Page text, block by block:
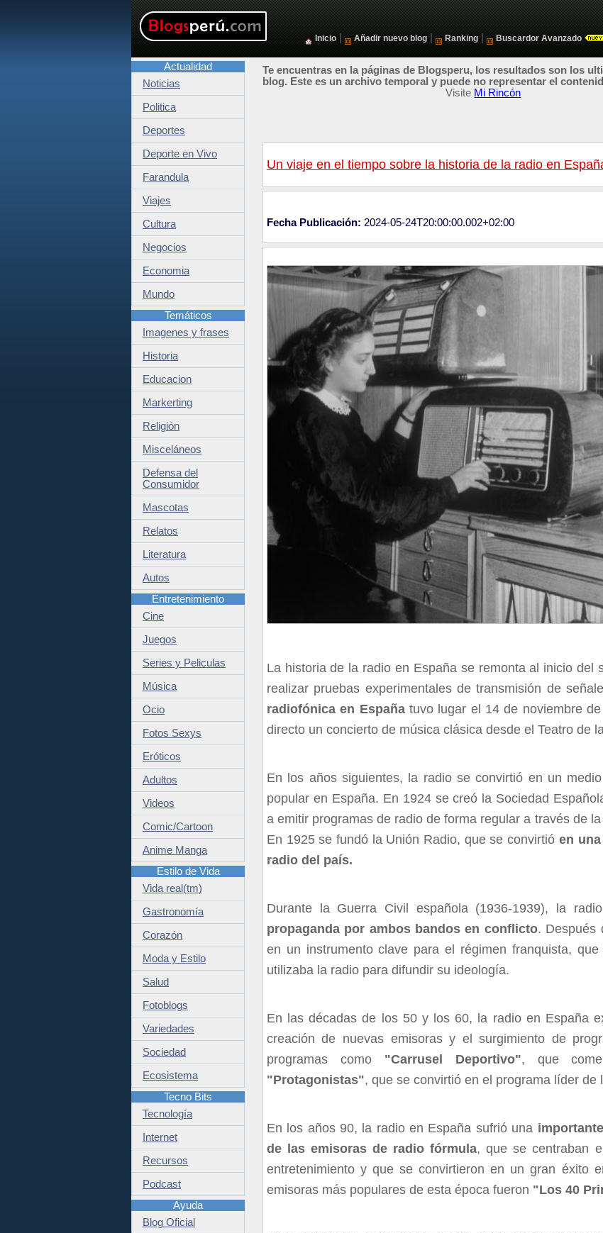
Inicio Añadir nuevo blog Ranking Buscardor Avanzado
Te encuentras en la páginas de Blogsperu, los resultados son los
blog. Este es un archivo temporal y puede no representar el
Visite Mi Rincón
Un viaje en el tiempo sobre la historia de la radio en
Fecha Publicación: 2024-05-24T20:00:00.002+02:00
La historia de la radio en España se remonta al inicio del
realizar pruebas experimentales de transmisión de
radiofónica en Españatuvo lugar el 14 de noviembre
directo un concierto de música clásica desde el Teatro de
En los años siguientes, la radio se convirtió en un
popular en España. En 1924 se creó la Sociedad
a emitir programas de radio de forma regular a través de
En 1925 se fundó la Unión Radio, que se convirtió en
radio del país.
Durante la Guerra Civil española (1936-1939), la
propaganda por ambos bandos en conflicto. Después
en un instrumento clave para el régimen franquista,
utilizaba la radio para difundir su ideología.
En las décadas de los 50 y los 60, la radio en España
creación de nuevas emisoras y el surgimiento de
programas como "Carrusel Deportivo", que
"Protagonistas", que se convirtió en el programa líder
En los años 90, la radio en España sufrió una
de las emisoras de radio fórmula, que se centraban
entretenimiento y que se convirtieron en un gran éxito
emisoras más populares de esta época fueron "Los 40
Actualidad
Noticias
Politica
Deportes
Deporte en Vivo
Farandula
Viajes
Cultura
Negocios
Economia
Mundo
Temáticos
Imagenes y frases
Historia
Educacion
Markerting
Religión
Misceláneos
Defensa del
Consumidor
Mascotas
Relatos
Literatura
Autos
Entretenimiento
Cine
Juegos
Series y Peliculas
Música
Ocio
Fotos Sexys
Eróticos
Adultos
Videos
Comic/Cartoon
Anime Manga
Estilo de Vida
Vida real(tm)
Gastronomía
Corazón
Moda y Estilo
Salud
Fotoblogs
Variedades
Sociedad
Ecosistema
Tecno Bits
Tecnología
Internet
Recursos
Podcast
Ayuda
Blog Oficial